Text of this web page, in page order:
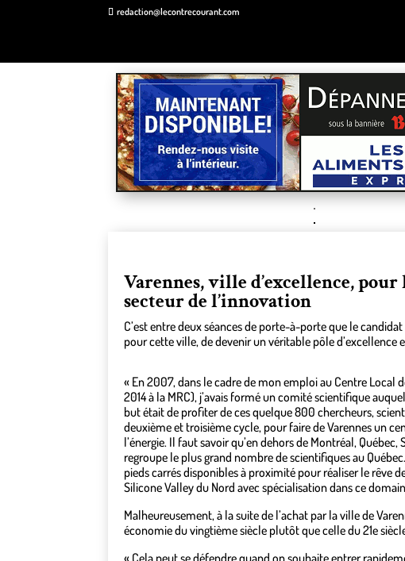
redaction@lecontrecourant.com
Varennes, ville d’excellence,
secteur de l’innovation
C’est entre deux séances de porte-à-porte que le
pour cette ville, de devenir un véritable pôle
« En 2007, dans le cadre de mon emploi au Centre Local
2014 à la MRC), j’avais formé un comité scientifique
but était de profiter de ces quelque 800 chercheurs,
deuxième et troisième cycle, pour faire de Varennes un
l’énergie. Il faut savoir qu’en dehors de Montréal,
regroupe le plus grand nombre de scientifiques au
pieds carrés disponibles à proximité pour réaliser le rêve
Silicone Valley du Nord avec spécialisation dans ce
Malheureusement, à la suite de l’achat par la ville de
économie du vingtième siècle plutôt que celle du 21e